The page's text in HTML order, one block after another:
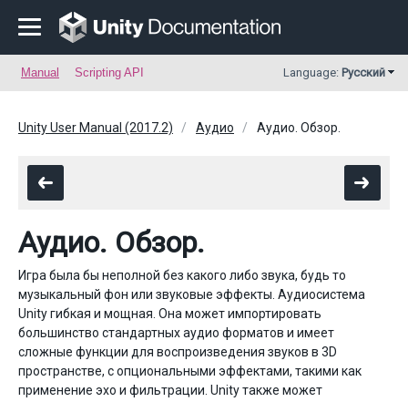
Manual Scripting API Language: Русский
Unity User Manual (2017.2) Аудио Аудио. Обзор.
Аудио. Обзор.
Игра была бы неполной без какого либо звука, будь то
музыкальный фон или звуковые эффекты. Аудиосистема
Unity гибкая и мощная. Она может импортировать
большинство стандартных аудио форматов и имеет
сложные функции для воспроизведения звуков в 3D
пространстве, с опциональными эффектами, такими как
применение эхо и фильтрации. Unity также может